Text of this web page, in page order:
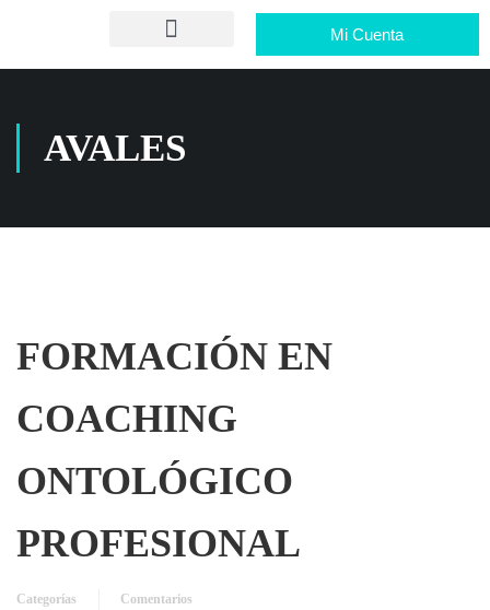
Mi Cuenta
AVALES
FORMACIÓN EN
COACHING
ONTOLÓGICO
PROFESIONAL
Categorías
Comentarios